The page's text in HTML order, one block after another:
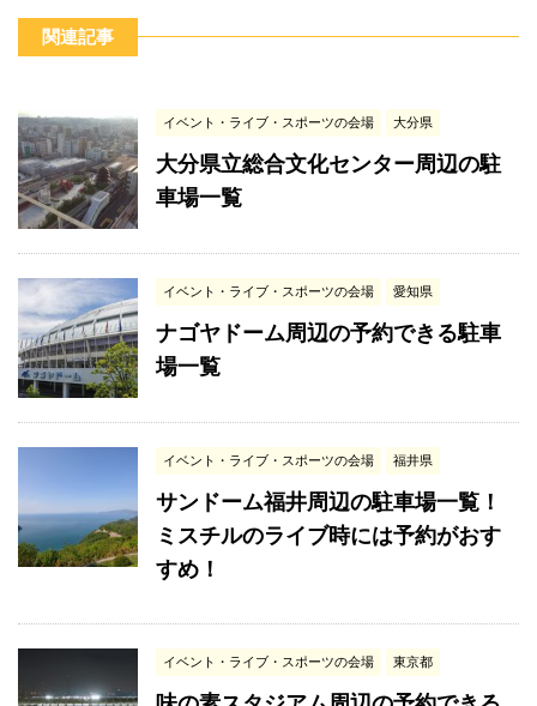
関連記事
イベント・ライブ・スポーツの会場 大分県
大分県立総合文化センター周辺の駐
車場一覧
イベント・ライブ・スポーツの会場 愛知県
ナゴヤドーム周辺の予約できる駐車
場一覧
イベント・ライブ・スポーツの会場 福井県
サンドーム福井周辺の駐車場一覧！
ミスチルのライブ時には予約がおす
すめ！
イベント・ライブ・スポーツの会場 東京都